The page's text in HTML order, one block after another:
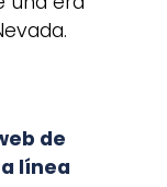
de
línea